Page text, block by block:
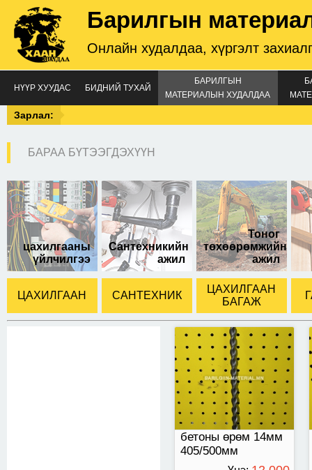
Барилгын
Онлайн худалдаа, хүргэлт
НҮҮР ХУУДАС БИДНИЙ ТУХАЙ
БАРИЛГЫН
МАТЕРИАЛЫН ХУДАЛДАА
Зарлал:
БАРАА БҮТЭЭГДЭХҮҮН
цахилгааны
үйлчилгээ
Сантехникийн
ажил
Тоног
төхөөрөмжийн
ажил
ЦАХИЛГААН САНТЕХНИК
ЦАХИЛГААН
БАГАЖ
бетоны өрөм 14мм
405/500мм
кен оролттой
кен оролттой